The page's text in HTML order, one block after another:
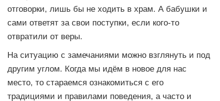
отговорки, лишь бы не ходить в храм. А бабушки и
сами ответят за свои поступки, если кого-то
отвратили от веры.
На ситуацию с замечаниями можно взглянуть и под
другим углом. Когда мы идём в новое для нас
место, то стараемся ознакомиться с его
традициями и правилами поведения, а часто и